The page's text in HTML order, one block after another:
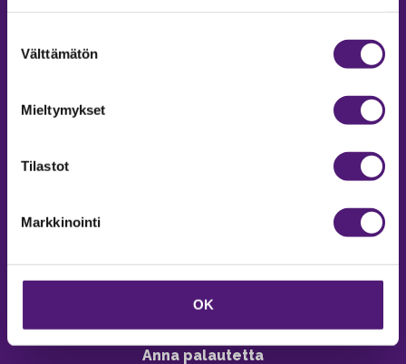
valinta
Välttämätön
Mieltymykset
Tilastot
Markkinointi
OK
Tiedustelut & Varaukset
Vastuullisuus
Ympäristöohjelma
Avoimet työpaikat
Anna palautetta